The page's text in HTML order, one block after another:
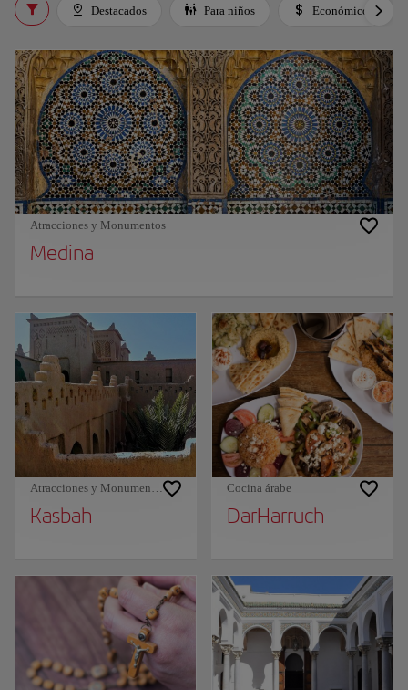
Destacados Para niños Económico
Atracciones y Monumentos
Medina
Atracciones y Monumentos
Kasbah
Cocina árabe
DarHarruch